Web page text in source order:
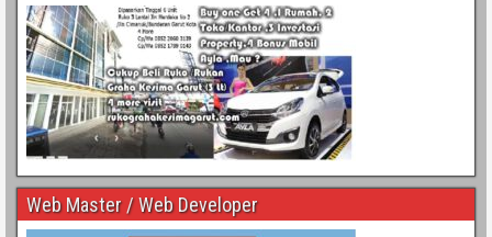
Web Master / Web Developer